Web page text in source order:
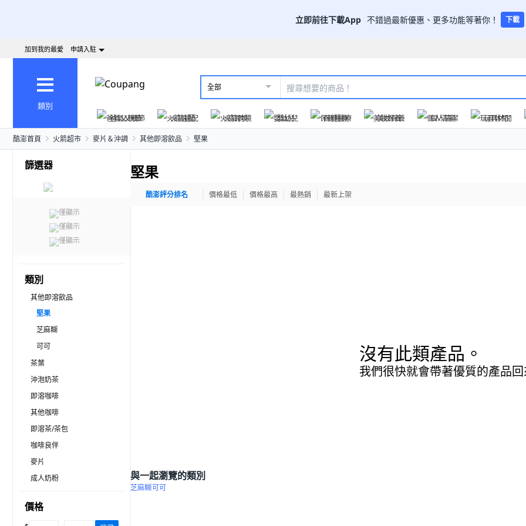
立即前往下載App 不錯過最新優惠、更多功能等著你！ 下載
加到我的最愛 申請入駐
類別
全部
爸氣父親節 火箭速配 火箭跨境 嬰幼兒 保健醫療 美妝保養 個人清潔 玩具休閒
酷澎首頁 火箭超市 麥片＆沖調 其他即溶飲品 堅果
篩選器
僅顯示
僅顯示
僅顯示
類別
其他即溶飲品
堅果
芝麻糊
可可
茶葉
沖泡奶茶
即溶咖啡
其他咖啡
即溶茶/茶包
咖啡良伴
麥片
成人奶粉
價格
堅果
酷澎評分排名 價格最低 價格最高 最熱銷 最新上架
沒有此類產品。
我們很快就會帶著優質的產品
與一起瀏覽的類別
芝麻糊可可